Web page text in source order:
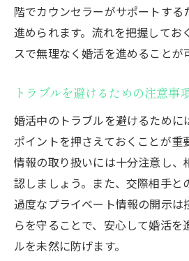
階でカウンセラーがサポートする
進められます。流れを把握してお
スで無理なく婚活を進めることが
トラブルを避けるための注意事
婚活中のトラブルを避けるために
ポイントを押さえておくことが重
情報の取り扱いには十分注意し、
認しましょう。また、交際相手と
過度なプライベート情報の開示は
らを守ることで、安心して婚活を
ルを未然に防げます。